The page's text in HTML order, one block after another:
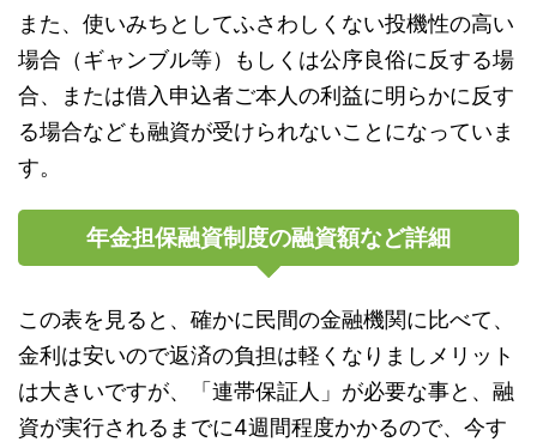
また、使いみちとしてふさわしくない投機性の高い
場合（ギャンブル等）もしくは公序良俗に反する場
合、または借入申込者ご本人の利益に明らかに反す
る場合なども融資が受けられないことになっていま
す。
年金担保融資制度の融資額など詳細
この表を見ると、確かに民間の金融機関に比べて、
金利は安いので返済の負担は軽くなりましメリット
は大きいですが、「連帯保証人」が必要な事と、融
資が実行されるまでに4週間程度かかるので、今す